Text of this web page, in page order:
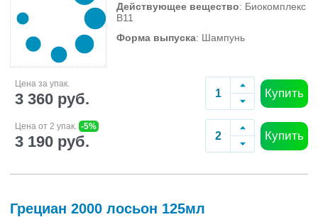
Действующее вещество: Биокомплекс
B11
Форма выпуска: Шампунь
Цена за упак.
3 360 руб. Купить
Цена от 2 упак. -5%
3 190 руб. Купить
Грециан 2000 лосьон 125мл